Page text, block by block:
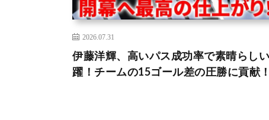
2026.07.31
伊藤洋輝、高いパス成功率で素晴らし
躍！チームの15ゴール差の圧勝に貢献！